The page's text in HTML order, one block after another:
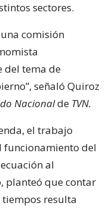
sectores.
comisión
del tema de
señaló Quiroz
Nacionalde TVN.
el trabajo
funcionamiento del
al
planteó que contar
resulta